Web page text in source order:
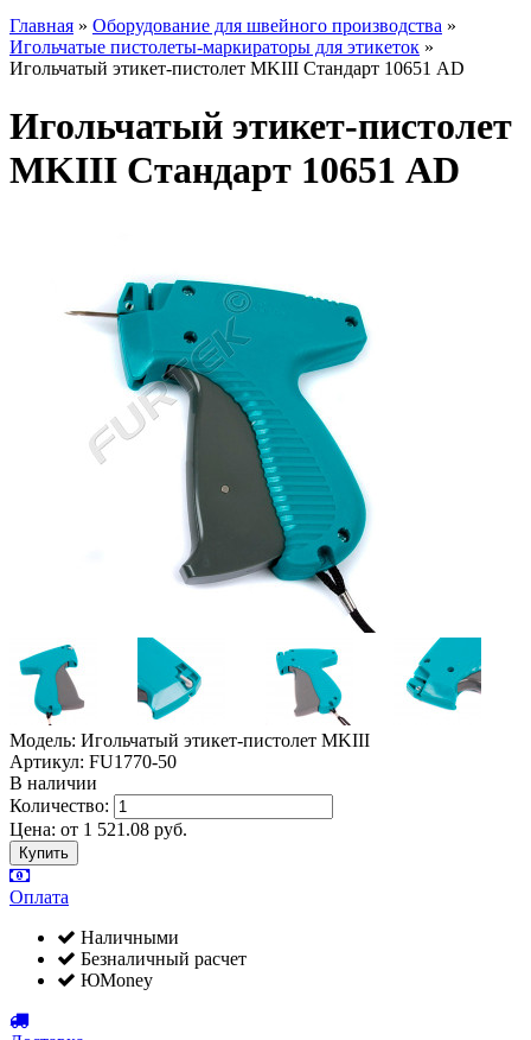
Главная » Оборудование для швейного производства »
Игольчатые пистолеты-маркираторы для этикеток »
Игольчатый этикет-пистолет MKIII Стандарт 10651 AD
Игольчатый этикет-пистолет
MKIII Стандарт 10651 AD
Модель: Игольчатый этикет-пистолет MKIII
Артикул: FU1770-50
В наличии
Количество:
Цена: от 1 521.08 руб.
Оплата
Наличными
Безналичный расчет
ЮMoney